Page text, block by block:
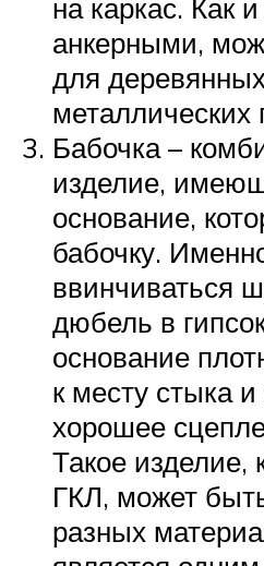
на каркас. Как
анкерными,
для
Бабочка –
изделие,
основание,
бабочку.
ввинчиваться
дюбель в
основание
к месту стыка
хорошее
Такое изделие,
ГКЛ, может
разных